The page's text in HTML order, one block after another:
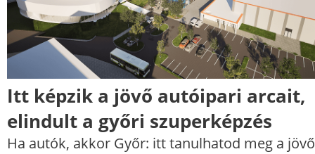
Itt képzik a jövő autóipari arcait,
elindult a győri szuperképzés
Ha autók, akkor Győr: itt tanulhatod meg a jövő